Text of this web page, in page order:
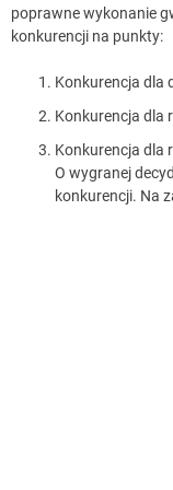
poprawne wykonanie
konkurencji na punkty:
Konkurencja dla
Konkurencja dla
Konkurencja dla
O wygranej
konkurencji. Na